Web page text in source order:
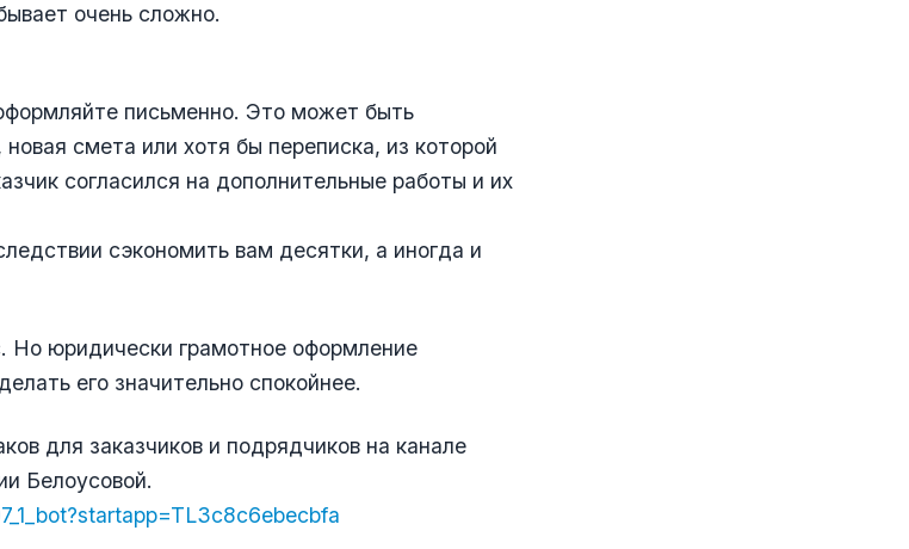
очень сложно.
письменно. Это может быть
смета или хотя бы переписка, из которой
согласился на дополнительные работы и их
сэкономить вам десятки, а иногда и
Но юридически грамотное оформление
его значительно спокойнее.
для заказчиков и подрядчиков на канале
Белоусовой.